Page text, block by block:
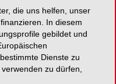
die uns helfen, unser
In diesem
gebildet und
Dienste zu
zu dürfen,